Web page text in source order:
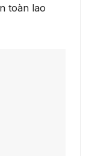
toàn lao